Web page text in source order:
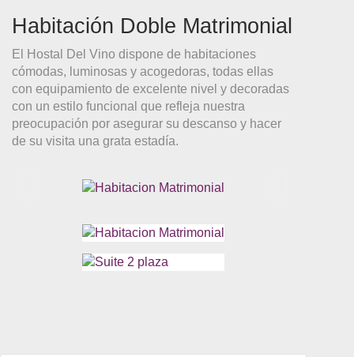
Habitación Doble Matrimonial
El Hostal Del Vino dispone de habitaciones
cómodas, luminosas y acogedoras, todas ellas
con equipamiento de excelente nivel y decoradas
con un estilo funcional que refleja nuestra
preocupación por asegurar su descanso y hacer
de su visita una grata estadía.